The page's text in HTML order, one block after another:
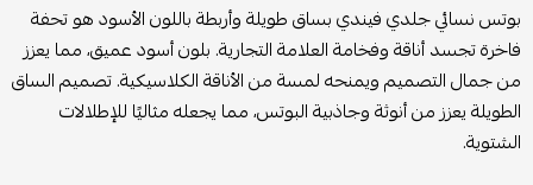
بوتس نسائي جلدي فيندي بساق طويلة وأربطة باللون الأسود هو تحفة
فاخرة تجسد أناقة وفخامة العلامة التجارية. بلون أسود عميق، مما يعزز
من جمال التصميم ويمنحه لمسة من الأناقة الكلاسيكية. تصميم الساق
الطويلة يعزز من أنوثة وجاذبية البوتس، مما يجعله مثاليًا للإطلالات
الشتوية.